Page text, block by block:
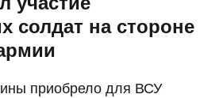
солдат на стороне
приобрело для ВСУ